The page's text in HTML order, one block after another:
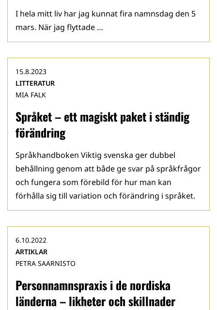
I hela mitt liv har jag kunnat fira namnsdag den 5
mars. När jag flyttade …
Språket – ett magiskt paket i ständig
förändring
15.8.2023
LITTERATUR
MIA FALK
Språkhandboken Viktig svenska ger dubbel
behållning genom att både ge svar på språkfrågor
och fungera som förebild för hur man kan
förhålla sig till variation och förändring i språket.
Personnamnspraxis i de nordiska
länderna – likheter och skillnader
6.10.2022
ARTIKLAR
PETRA SAARNISTO